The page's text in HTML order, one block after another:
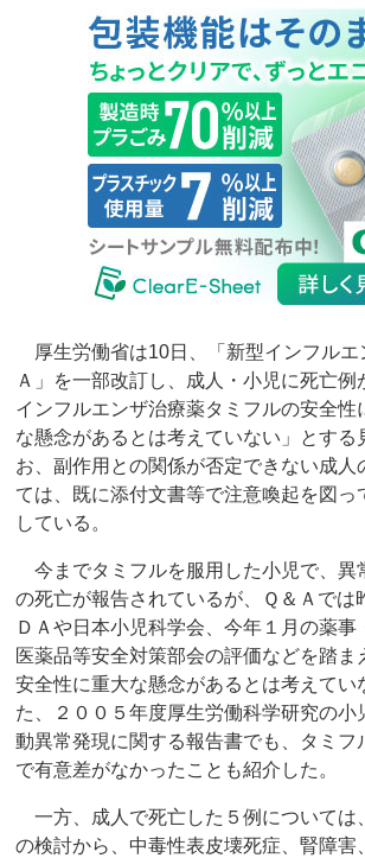
厚生労働省は10日、「新型インフルエ
Ａ」を一部改訂し、成人・小児に死亡例
インフルエンザ治療薬タミフルの安全性
な懸念があるとは考えていない」とする
お、副作用との関係が否定できない成人
ては、既に添付文書等で注意喚起を図っ
している。
今までタミフルを服用した小児で、異
の死亡が報告されているが、Ｑ＆Ａでは
ＤＡや日本小児科学会、今年１月の薬事
医薬品等安全対策部会の評価などを踏ま
安全性に重大な懸念があるとは考えてい
た、２００５年度厚生労働科学研究の小
動異常発現に関する報告書でも、タミフ
で有意差がなかったことも紹介した。
一方、成人で死亡した５例については
の検討から、中毒性表皮壊死症、腎障害